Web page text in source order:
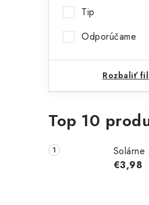
Tip
Odporúčame
Rozbaliť
Top 10
Solárne
€3,98